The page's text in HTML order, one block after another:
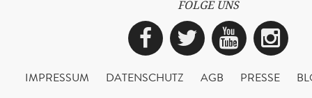
FOLGE UNS
Facebook
Twitter
IMPRESSUM DATENSCHUTZ AGB PRESSE